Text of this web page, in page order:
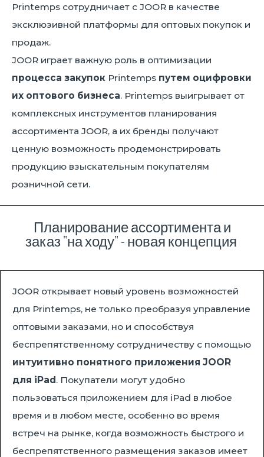
Printemps сотрудничает с JOOR в качестве
эксклюзивной платформы для оптовых покупок и
продаж.
JOOR играет важную роль в оптимизации
процесса закупок Printemps путем оцифровки
их оптового бизнеса. Printemps выигрывает от
комплексных инструментов планирования
ассортимента JOOR, а их бренды получают
ценную возможность продемонстрировать
продукцию взыскательным покупателям
розничной сети.
Планирование ассортимента и
заказ "на ходу" - новая концепция
JOOR открывает новый уровень возможностей
для Printemps, не только преобразуя управление
оптовыми заказами, но и способствуя
беспрепятственному сотрудничеству с помощью
интуитивно понятного приложения JOOR
для iPad. Покупатели могут удобно
пользоваться приложением для iPad в любое
время и в любом месте, особенно во время
встреч на рынке, когда возможность быстрого и
беспрепятственного размещения заказов имеет